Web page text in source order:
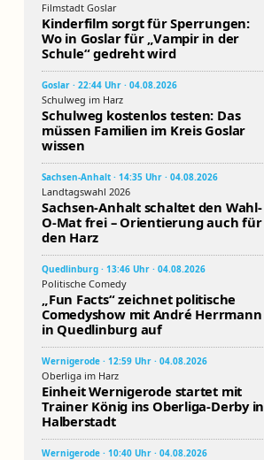
Filmstadt Goslar
Kinderfilm sorgt für Sperrungen:
Wo in Goslar für „Vampir in der
Schule“ gedreht wird
Goslar · 22:44 Uhr · 04.08.2026
Schulweg im Harz
Schulweg kostenlos testen: Das
müssen Familien im Kreis Goslar
wissen
Sachsen-Anhalt · 14:35 Uhr · 04.08.2026
Landtagswahl 2026
Sachsen-Anhalt schaltet den Wahl-
O-Mat frei – Orientierung auch für
den Harz
Quedlinburg · 13:46 Uhr · 04.08.2026
Politische Comedy
„Fun Facts“ zeichnet politische
Comedyshow mit André Herrmann
in Quedlinburg auf
Wernigerode · 12:59 Uhr · 04.08.2026
Oberliga im Harz
Einheit Wernigerode startet mit
Trainer König ins Oberliga-Derby in
Halberstadt
Wernigerode · 10:40 Uhr · 04.08.2026